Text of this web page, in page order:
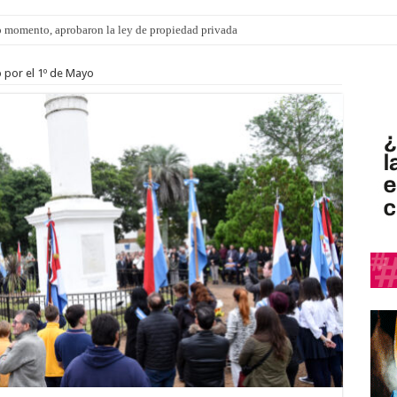
aprobaron la ley de propiedad privada
el 35% de los 90 niños, niñas y adolescentes que esperan una familia tiene
por el 1º de Mayo